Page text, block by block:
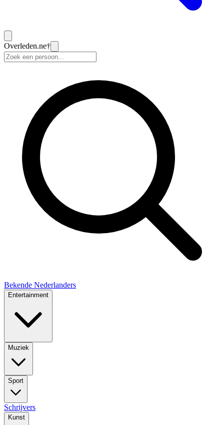
Overleden.ne†
Bekende Nederlanders
Entertainment
Muziek
Sport
Schrijvers
Kunst